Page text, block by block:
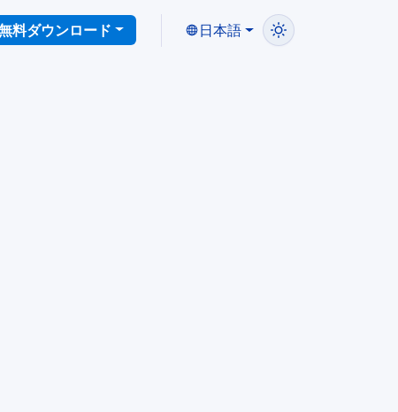
料ダウンロード 日本語